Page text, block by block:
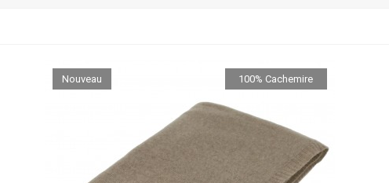
Nouveau 100% Cachemire